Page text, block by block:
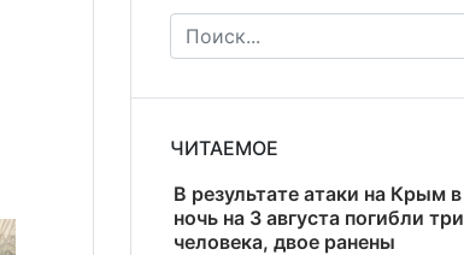
ЧИТАЕМОЕ
В результате атаки на Крым в
ночь на 3 августа погибли три
человека, двое ранены